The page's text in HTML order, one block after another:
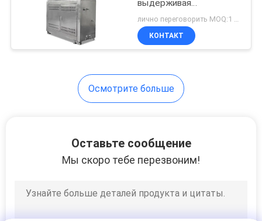
испытательной
камеры
упаковывая
выдерживая
испытательное
оборудование
ультрафиолетового
экологическое
КОНТАКТ
Осмотрите больше
Оставьте сообщение
Мы скоро тебе перезвоним!